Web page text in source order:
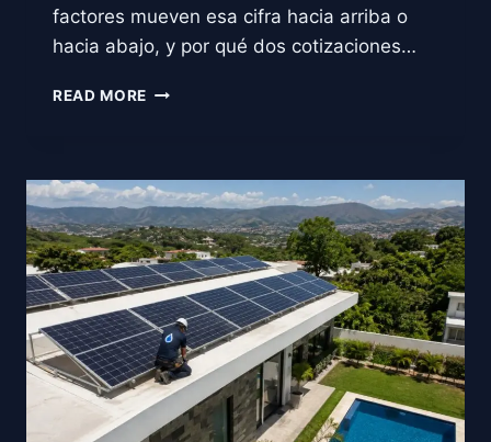
factores mueven esa cifra hacia arriba o
hacia abajo, y por qué dos cotizaciones…
READ MORE ¿CUÁNTO
SOLARES
EN
CHIAPAS?
PRECIOS
REALES
2026